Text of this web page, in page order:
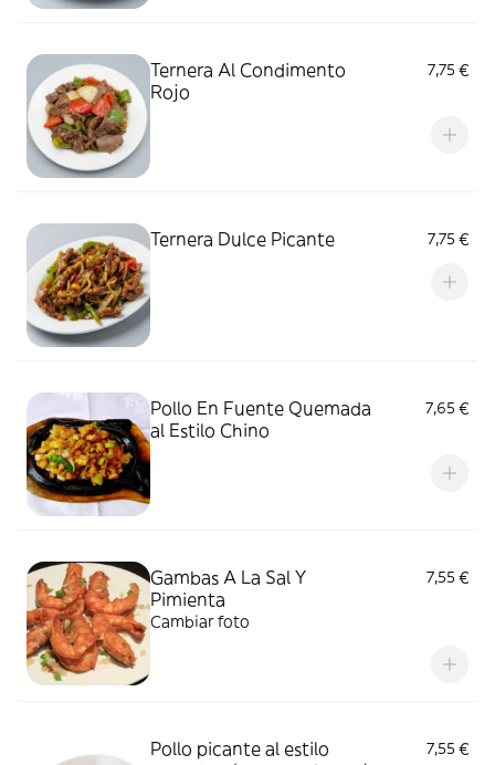
Ternera Al Condimento
Rojo
7,75 €
Ternera Dulce Picante 7,75 €
Pollo En Fuente Quemada
al Estilo Chino
7,65 €
Gambas A La Sal Y
Pimienta
7,55 €
Cambiar foto
Pollo picante al estilo
7,55 €